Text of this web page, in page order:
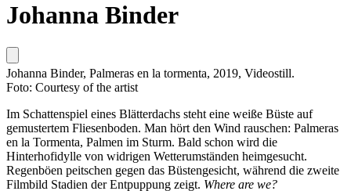
Johanna Binder
Johanna Binder, Palmeras en la tormenta, 2019, Videostill.
Foto: Courtesy of the artist
Im Schattenspiel eines Blätterdachs steht eine weiße Büste auf
gemustertem Fliesenboden. Man hört den Wind rauschen: Palmeras
en la Tormenta, Palmen im Sturm. Bald schon wird die
Hinterhofidylle von widrigen Wetterumständen heimgesucht.
Regenböen peitschen gegen das Büstengesicht, während die zweite
Filmbild Stadien der Entpuppung zeigt. Where are we?